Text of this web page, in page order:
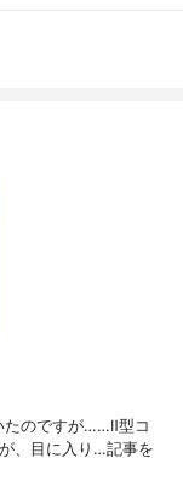
たのですが……Ⅱ型コ
、目に入り…記事を